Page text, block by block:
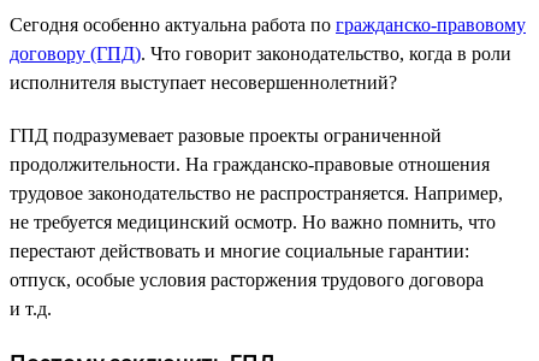
Сегодня особенно актуальна работа по гражданско-правовому
договору (ГПД). Что говорит законодательство, когда в роли
исполнителя выступает несовершеннолетний?
ГПД подразумевает разовые проекты ограниченной
продолжительности. На гражданско-правовые отношения
трудовое законодательство не распространяется. Например,
не требуется медицинский осмотр. Но важно помнить, что
перестают действовать и многие социальные гарантии:
отпуск, особые условия расторжения трудового договора
и т.д.